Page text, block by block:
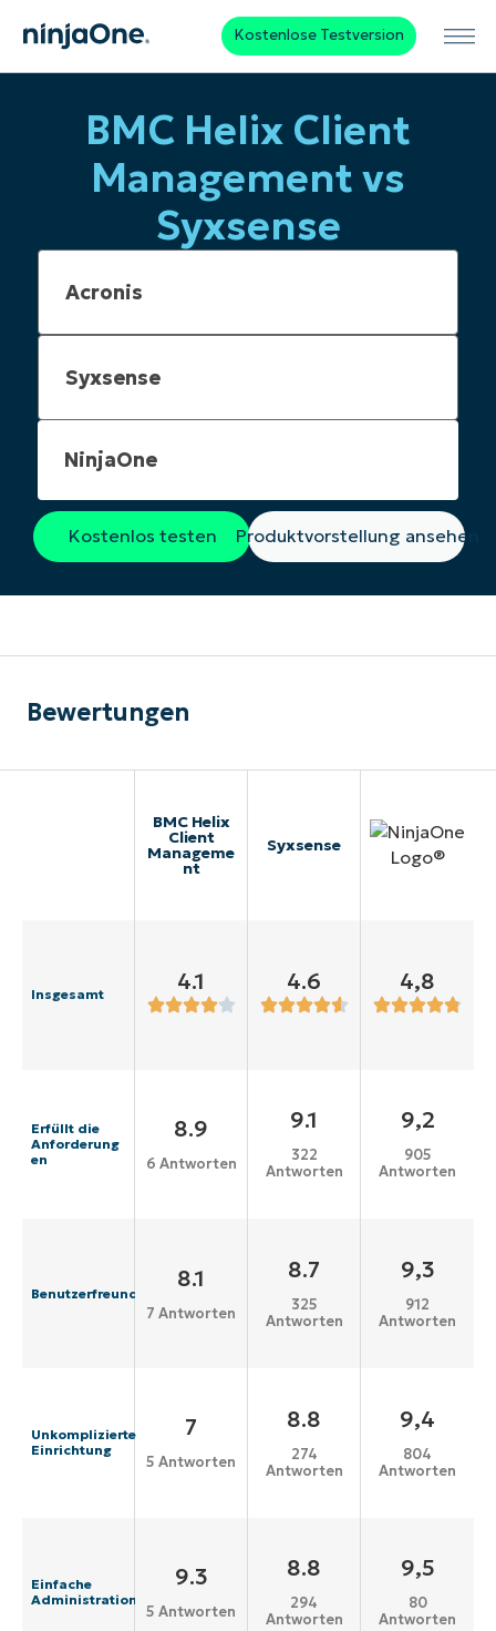
Kostenlose Testversion
BMC Helix Client
Management vs
Syxsense
NinjaOne
Kostenlos testen Produktvorstellung ansehen
Bewertungen
BMC Helix
Client
Manageme
nt
Syxsense
Insgesamt 4.1 4.6 4,8
Erfüllt die
Anforderung
en
8.9
6 Antworten
9.1
322
Antworten
9,2
905
Antworten
Benutzerfreundlichkeit
8.1
7 Antworten
8.7
325
Antworten
9,3
912
Antworten
Unkomplizierte
Einrichtung
7
5 Antworten
8.8
274
Antworten
9,4
804
Antworten
Einfache
Administration
9.3
5 Antworten
8.8
294
Antworten
9,5
80
Antworten